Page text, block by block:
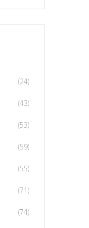
(24)
(43)
(53)
(59)
(55)
(71)
(74)